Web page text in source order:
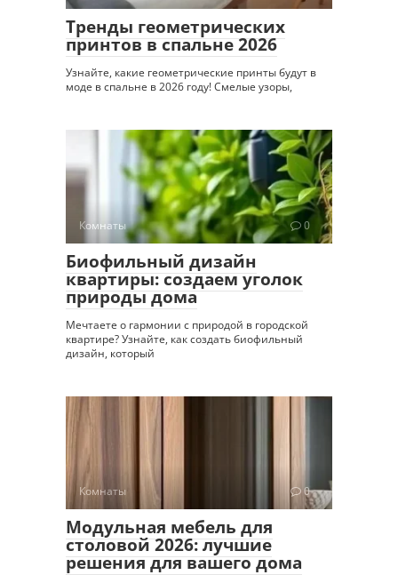
Тренды геометрических
принтов в спальне 2026
Узнайте, какие геометрические принты будут в
моде в спальне в 2026 году! Смелые узоры,
Комнаты 0
Биофильный дизайн
квартиры: создаем уголок
природы дома
Мечтаете о гармонии с природой в городской
квартире? Узнайте, как создать биофильный
дизайн, который
Комнаты 0
Модульная мебель для
столовой 2026: лучшие
решения для вашего дома